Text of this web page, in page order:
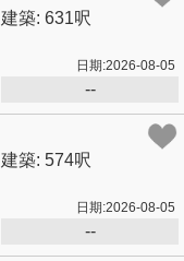
建築: 631呎
日期:2026-08-05
--
建築: 574呎
日期:2026-08-05
--